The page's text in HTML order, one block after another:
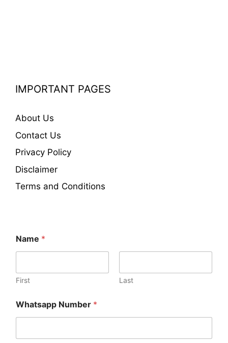
IMPORTANT PAGES
About Us
Contact Us
Privacy Policy
Disclaimer
Terms and Conditions
o
m
n
M
e
s
Name *
First Last
Whatsapp Number *